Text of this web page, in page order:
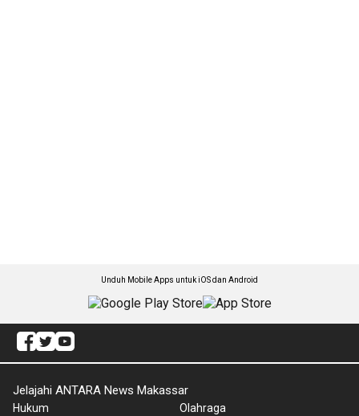
Unduh Mobile Apps untuk iOS dan Android
Jelajahi ANTARA News Makassar
Hukum
Olahraga